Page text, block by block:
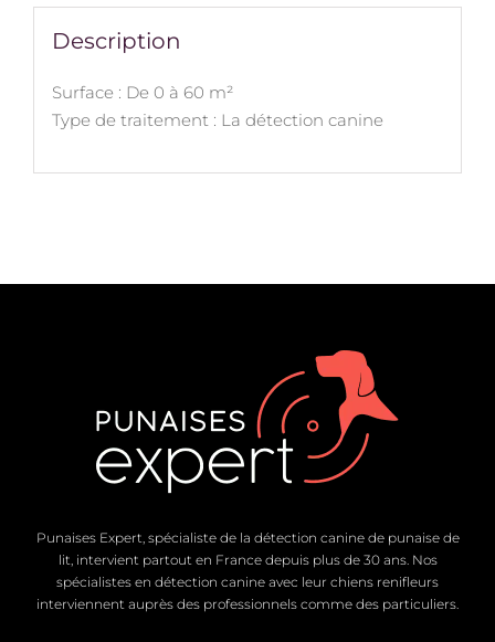
Description
Surface : De 0 à 60 m²
Type de traitement : La détection canine
Punaises Expert, spécialiste de la détection canine de punaise de
lit, intervient partout en France depuis plus de 30 ans. Nos
spécialistes en détection canine avec leur chiens renifleurs
interviennent auprès des professionnels comme des particuliers.